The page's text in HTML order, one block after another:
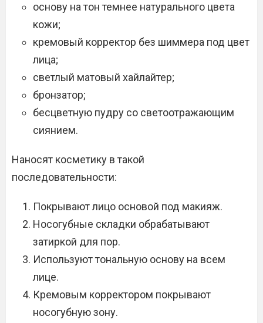
основу на тон темнее натурального цвета
кожи;
кремовый корректор без шиммера под цвет
лица;
светлый матовый хайлайтер;
бронзатор;
бесцветную пудру со светоотражающим
сиянием.
Наносят косметику в такой
последовательности:
Покрывают лицо основой под макияж.
Носогубные складки обрабатывают
затиркой для пор.
Используют тональную основу на всем
лице.
Кремовым корректором покрывают
носогубную зону.